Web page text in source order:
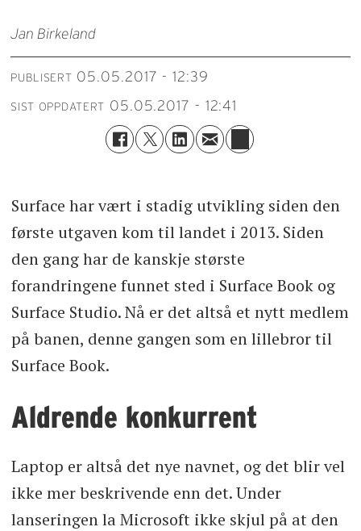
Jan Birkeland
PUBLISERT 05.05.2017 - 12:39
SIST OPPDATERT 05.05.2017 - 12:41
Surface har vært i stadig utvikling siden den
første utgaven kom til landet i 2013. Siden
den gang har de kanskje største
forandringene funnet sted i Surface Book og
Surface Studio. Nå er det altså et nytt medlem
på banen, denne gangen som en lillebror til
Surface Book.
Aldrende konkurrent
Laptop er altså det nye navnet, og det blir vel
ikke mer beskrivende enn det. Under
lanseringen la Microsoft ikke skjul på at den